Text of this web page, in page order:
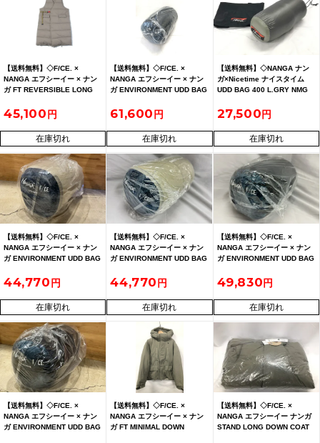
【送料無料】◇F/CE. ×
NANGA エフシーイー × ナン
ガ FT REVERSIBLE LONG
ル ロングベスト
45,100
在庫切れ
【送料無料】◇F/CE. ×
NANGA エフシーイー × ナン
ガ ENVIRONMENT UDD BAG
ッグ1000 Tree
61,600
在庫切れ
【送料無料】◇NANGA ナン
ガ×Nicetime ナイスタイム
UDD BAG 400 L.GRY NMG
27,500
在庫切れ
【送料無料】◇F/CE. ×
NANGA エフシーイー × ナン
ガ ENVIRONMENT UDD BAG
ッグ1000 Boa 未開封
44,770
在庫切れ
【送料無料】◇F/CE. ×
NANGA エフシーイー × ナン
ガ ENVIRONMENT UDD BAG
ッグ1000 Boa 未開封
44,770
在庫切れ
【送料無料】◇F/CE. ×
NANGA エフシーイー × ナン
ガ ENVIRONMENT UDD BAG
ッグ1000 Tree 未開封
49,830
在庫切れ
【送料無料】◇F/CE. ×
NANGA エフシーイー × ナン
ガ ENVIRONMENT UDD BAG
【送料無料】◇F/CE. ×
NANGA エフシーイー × ナン
ガ FT MINIMAL DOWN
【送料無料】◇F/CE. ×
NANGA エフシーイー ナンガ
STAND LONG DOWN COAT